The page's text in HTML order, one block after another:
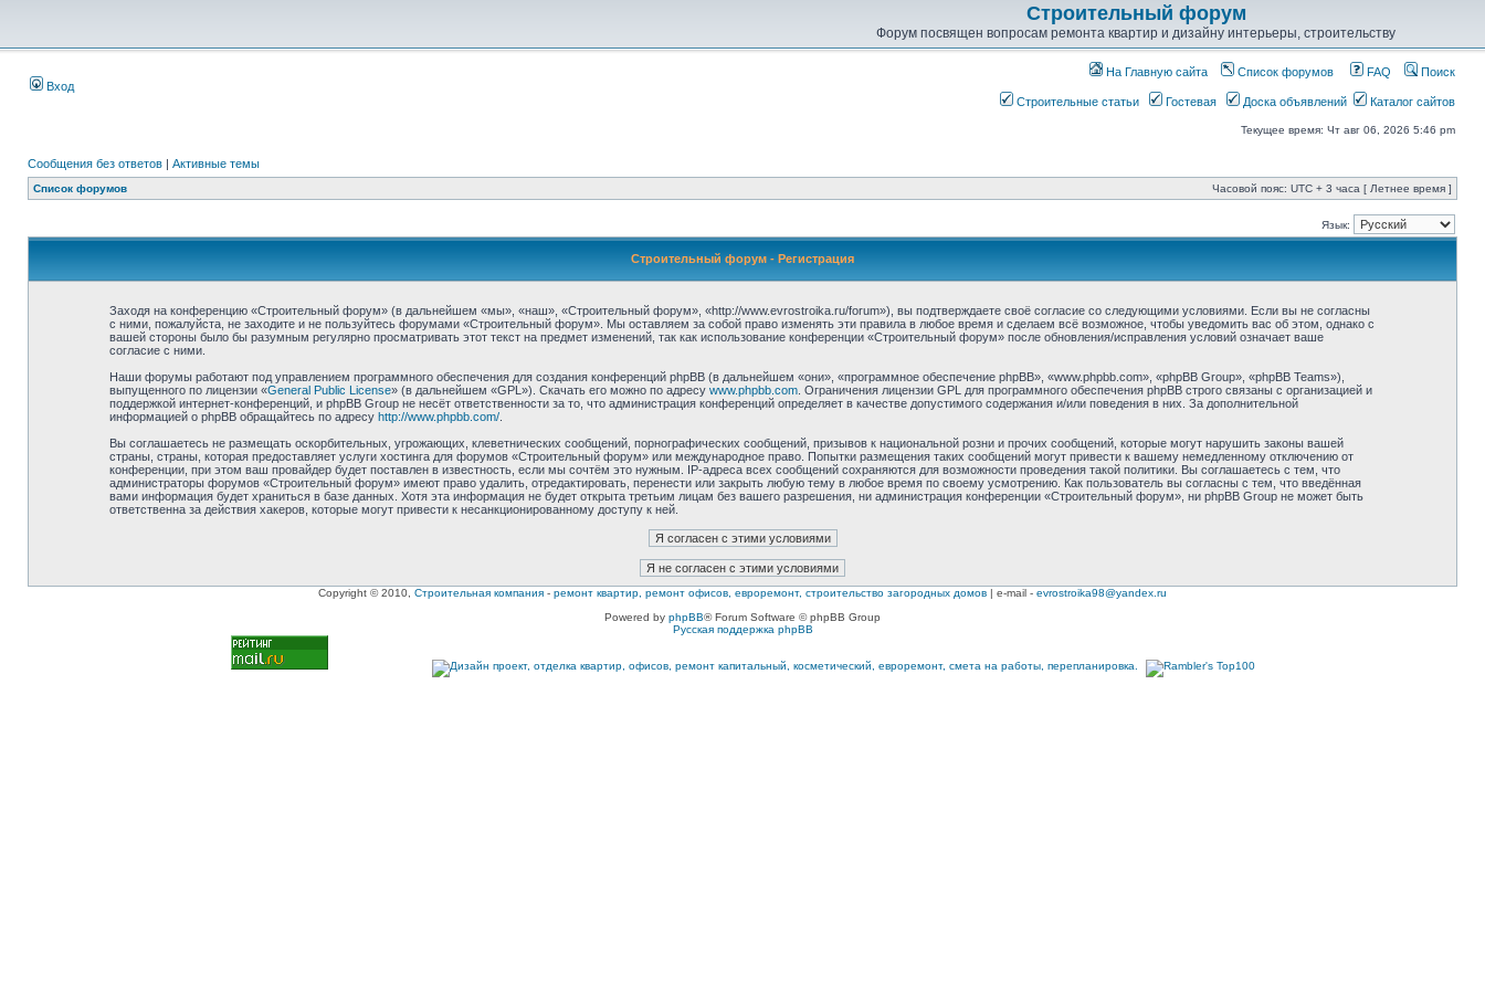
Строительный форум
Форум посвящен вопросам ремонта квартир и дизайну интерьеры, строительству
Вход
На Главную сайта Список форумов FAQ Поиск
Строительные статьи Гостевая Доска объявлений Каталог сайтов
Текущее время: Чт авг 06, 2026 5:46 pm
Сообщения без ответов | Активные темы
Список форумов Часовой пояс: UTC + 3 часа [ Летнее время ]
Язык:
Строительный форум - Регистрация
Заходя на конференцию «Строительный форум» (в дальнейшем «мы», «наш», «Строительный форум», «http://www.evrostroika.ru/forum»), вы подтверждаете своё согласие со следующими условиями. Если вы не согласны
с ними, пожалуйста, не заходите и не пользуйтесь форумами «Строительный форум». Мы оставляем за собой право изменять эти правила в любое время и сделаем всё возможное, чтобы уведомить вас об этом, однако с
вашей стороны было бы разумным регулярно просматривать этот текст на предмет изменений, так как использование конференции «Строительный форум» после обновления/исправления условий означает ваше
согласие с ними.
Наши форумы работают под управлением программного обеспечения для создания конференций phpBB (в дальнейшем «они», «программное обеспечение phpBB», «www.phpbb.com», «phpBB Group», «phpBB Teams»),
выпущенного по лицензии «General Public License» (в дальнейшем «GPL»). Скачать его можно по адресу www.phpbb.com. Ограничения лицензии GPL для программного обеспечения phpBB строго связаны с организацией и
поддержкой интернет-конференций, и phpBB Group не несёт ответственности за то, что администрация конференций определяет в качестве допустимого содержания и/или поведения в них. За дополнительной
информацией о phpBB обращайтесь по адресу http://www.phpbb.com/.
Вы соглашаетесь не размещать оскорбительных, угрожающих, клеветнических сообщений, порнографических сообщений, призывов к национальной розни и прочих сообщений, которые могут нарушить законы вашей
страны, страны, которая предоставляет услуги хостинга для форумов «Строительный форум» или международное право. Попытки размещения таких сообщений могут привести к вашему немедленному отключению от
конференции, при этом ваш провайдер будет поставлен в известность, если мы сочтём это нужным. IP-адреса всех сообщений сохраняются для возможности проведения такой политики. Вы соглашаетесь с тем, что
администраторы форумов «Строительный форум» имеют право удалить, отредактировать, перенести или закрыть любую тему в любое время по своему усмотрению. Как пользователь вы согласны с тем, что введённая
вами информация будет храниться в базе данных. Хотя эта информация не будет открыта третьим лицам без вашего разрешения, ни администрация конференции «Строительный форум», ни phpBB Group не может быть
ответственна за действия хакеров, которые могут привести к несанкционированному доступу к ней.
Copyright © 2010, Строительная компания - ремонт квартир, ремонт офисов, евроремонт, строительство загородных домов | e-mail - evrostroika98@yandex.ru
Powered by phpBB® Forum Software © phpBB Group
Русская поддержка phpBB